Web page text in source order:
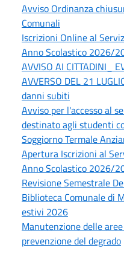
Avviso Ordinanza
Comunali
Iscrizioni Online al
Anno Scolastico 2026/
AVVISO AI CITTADINI_
AVVERSO DEL 21
danni subiti
Avviso per l'accesso al
destinato agli studenti
Soggiorno Termale
Apertura Iscrizioni al
Anno Scolastico 2026/
Revisione Semestrale
Biblioteca Comunale di
estivi 2026
Manutenzione delle
prevenzione del degrado